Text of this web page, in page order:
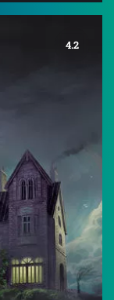
4.2